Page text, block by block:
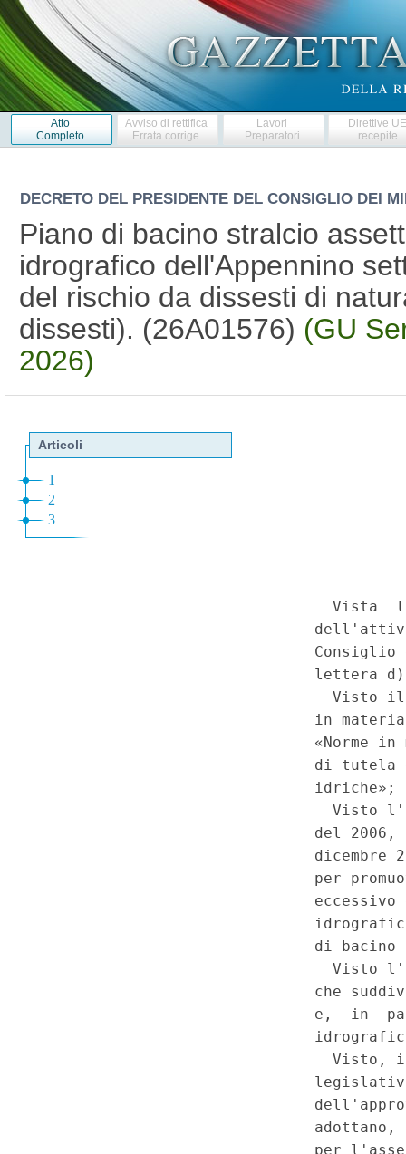
Atto
Completo
Avviso di rettifica
Errata corrige
Lavori
Preparatori
Direttive
recepite
DECRETO DEL PRESIDENTE DEL CONSIGLIO DEI
Piano di bacino stralcio
idrografico dell'Appennino
del rischio da dissesti di
dissesti). (26A01576) (GU
2026)